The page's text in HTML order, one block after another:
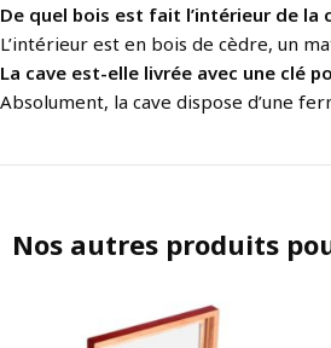
De quel bois est fait l’intérieur de la
L’intérieur est en bois de cèdre, un
La cave est-elle livrée avec une clé
Absolument, la cave dispose d’une
Nos autres produits